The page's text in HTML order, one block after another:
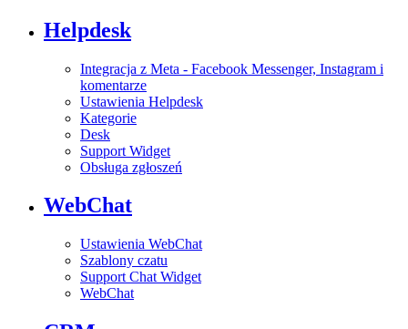
Helpdesk
Integracja z Meta - Facebook Messenger, Instagram i
komentarze
Ustawienia Helpdesk
Kategorie
Desk
Support Widget
Obsługa zgłoszeń
WebChat
Ustawienia WebChat
Szablony czatu
Support Chat Widget
WebChat